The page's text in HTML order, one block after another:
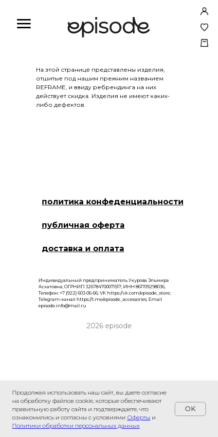
На этой странице представлены изделия,
отшитые под нашим прежним названием
REFRAME, и ввиду ребрендинга на них
действует скидка. Изделия не имеют каких-
либо дефектов.
политика конфеденциальности
публичная оферта
доставка и оплата
2026 episode
Индивидуальный предприниматель Укурова Эльмира
Асхатовна; ОГРНИП 326784700071517; ИНН 861709298036;
Телефон: +7 (922) 603-06-66; VK https://vk.com/episode_store;
Telegram-канал https://t.me/episode_accessories; Email
episode.info@mail.ru
Продолжая использовать наш сайт, вы даете согласие
на обработку файлов cookie, которые обеспечивают
правильную работу сайта и подтверждаете, что
ознакомились и согласны с условиями Оферты и
Политики обработки персональных данных
OK